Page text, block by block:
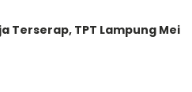
Terserap, TPT Lampung Mei